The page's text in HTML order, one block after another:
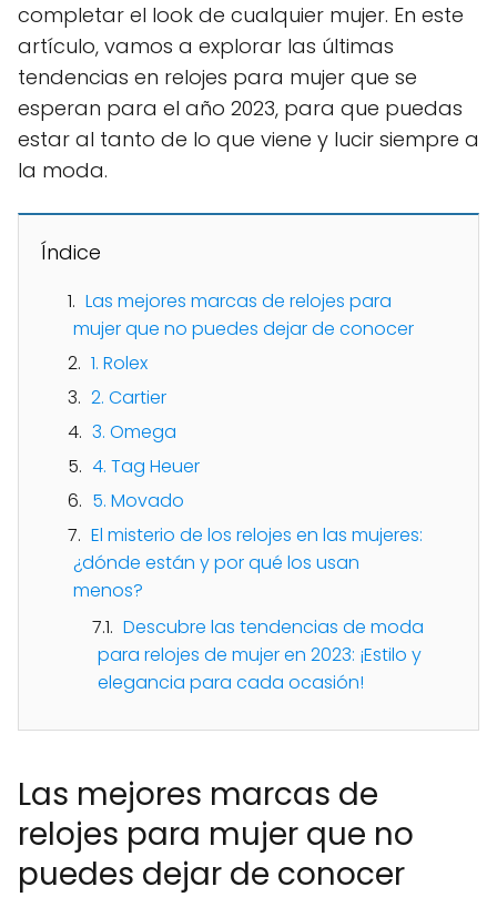
completar el look de cualquier mujer. En este
artículo, vamos a explorar las últimas
tendencias en relojes para mujer que se
esperan para el año 2023, para que puedas
estar al tanto de lo que viene y lucir siempre a
la moda.
Índice
Las mejores marcas de relojes para
mujer que no puedes dejar de conocer
1. Rolex
2. Cartier
3. Omega
4. Tag Heuer
5. Movado
El misterio de los relojes en las mujeres:
¿dónde están y por qué los usan
menos?
Descubre las tendencias de moda
para relojes de mujer en 2023: ¡Estilo y
elegancia para cada ocasión!
Las mejores marcas de
relojes para mujer que no
puedes dejar de conocer